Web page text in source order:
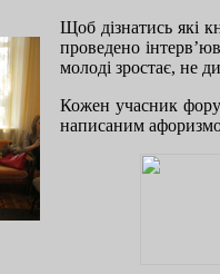
Щоб дізнатись які
проведено
молоді зростає, не
Кожен учасник
написаним